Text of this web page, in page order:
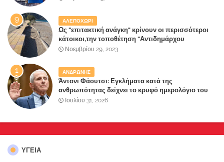
ΑΛΕΠΟΧΩΡΙ
Ως "επιτακτική ανάγκη" κρίνουν οι περισσότεροι
κάτοικοι,την τοποθέτηση "Αντιδημάρχου
Παραλιακής Ζώνης" στο Δήμο Μάνδρας-Ειδυλλίας!
Νοεμβρίου 29, 2023
ΑΝΔΡΩΝΗΣ
Άντονι Φάουτσι: Εγκλήματα κατά της
ανθρωπότητας δείχνει το κρυφό ημερολόγιο του
«αγίου» της πανδημίας!
Ιουλίου 31, 2026
ΥΓΕΙΑ